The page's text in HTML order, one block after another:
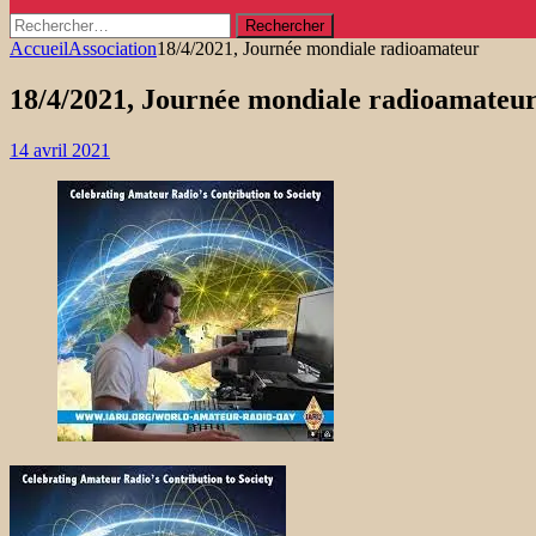
Rechercher :
AccueilAssociation18/4/2021, Journée mondiale radioamateur
18/4/2021, Journée mondiale
14 avril 2021